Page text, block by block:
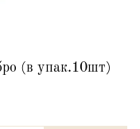
(в упак.10шт)